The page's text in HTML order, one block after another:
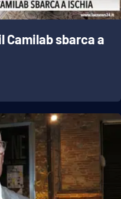
Camilab sbarca a